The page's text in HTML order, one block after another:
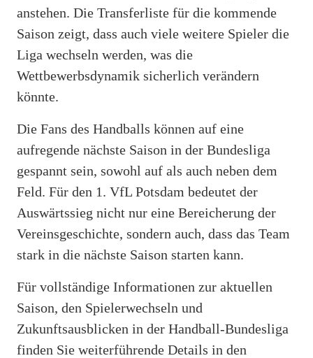
anstehen. Die Transferliste für die kommende
Saison zeigt, dass auch viele weitere Spieler die
Liga wechseln werden, was die
Wettbewerbsdynamik sicherlich verändern
könnte.
Die Fans des Handballs können auf eine
aufregende nächste Saison in der Bundesliga
gespannt sein, sowohl auf als auch neben dem
Feld. Für den 1. VfL Potsdam bedeutet der
Auswärtssieg nicht nur eine Bereicherung der
Vereinsgeschichte, sondern auch, dass das Team
stark in die nächste Saison starten kann.
Für vollständige Informationen zur aktuellen
Saison, den Spielerwechseln und
Zukunftsausblicken in der Handball-Bundesliga
finden Sie weiterführende Details in den